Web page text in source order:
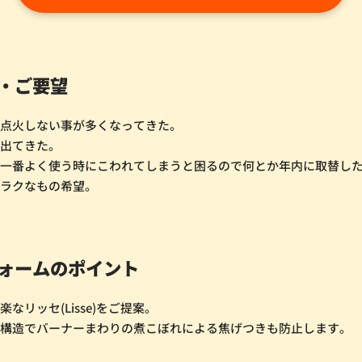
ご要望
火しない事が多くなってきた。
てきた。
番よく使う時にこわれてしまうと困るので何とか年内に取替し
クなもの希望。
ームのポイント
なリッセ(Lisse)をご提案。
造でバーナーまわりの煮こぼれによる焦げつきも防止します。